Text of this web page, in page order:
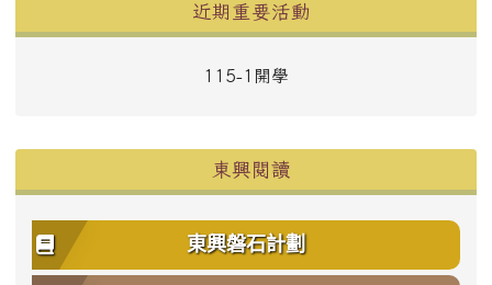
近期重要活動
115-1開學
東興閱讀
東興磐石計劃